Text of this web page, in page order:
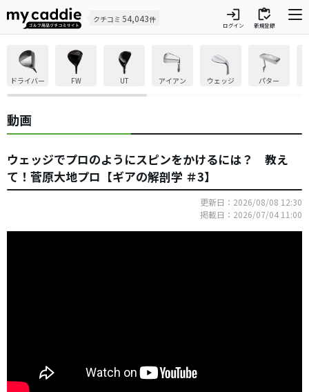
クチコミ 54,043件 login
ログイン
inventory
新規登録
ドライバー FW UT アイアン ウェッジ パター
動画
ウェッジでプロのようにスピンをかけるには？ 教え
て！菅原大地プロ【ギアの解剖学 ＃3】
更新日：2026/08/08 12:30
掲載日：2026/07/04 11:00